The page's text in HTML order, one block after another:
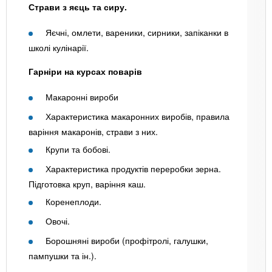
Страви з яєць та сиру.
Яєчні, омлети, вареники, сирники, запіканки в
школі кулінарії.
Гарніри на курсах поварів
Макаронні вироби
Характеристика макаронних виробів, правила
варіння макаронів, страви з них.
Крупи та бобові.
Характеристика продуктів переробки зерна.
Підготовка круп, варіння каш.
Коренеплоди.
Овочі.
Борошняні вироби (профітролі, галушки,
пампушки та ін.).